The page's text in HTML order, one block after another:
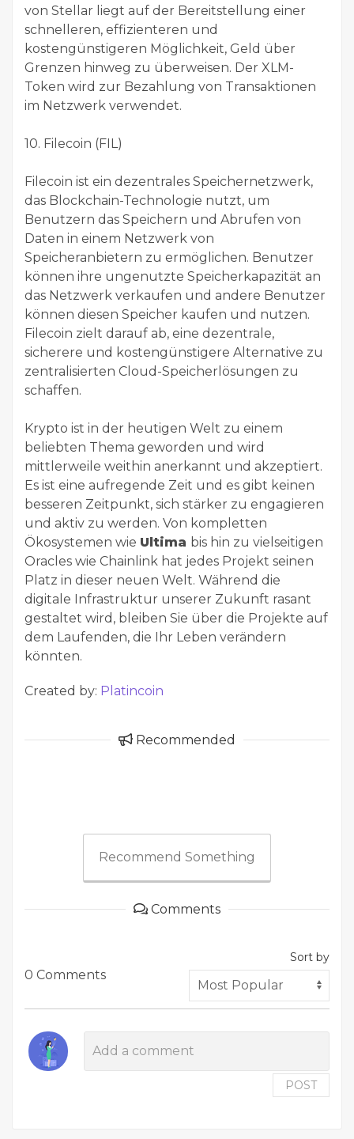
von Stellar liegt auf der Bereitstellung einer
schnelleren, effizienteren und
kostengünstigeren Möglichkeit, Geld über
Grenzen hinweg zu überweisen. Der XLM-
Token wird zur Bezahlung von Transaktionen
im Netzwerk verwendet.
10. Filecoin (FIL)
Filecoin ist ein dezentrales Speichernetzwerk,
das Blockchain-Technologie nutzt, um
Benutzern das Speichern und Abrufen von
Daten in einem Netzwerk von
Speicheranbietern zu ermöglichen. Benutzer
können ihre ungenutzte Speicherkapazität an
das Netzwerk verkaufen und andere Benutzer
können diesen Speicher kaufen und nutzen.
Filecoin zielt darauf ab, eine dezentrale,
sicherere und kostengünstigere Alternative zu
zentralisierten Cloud-Speicherlösungen zu
schaffen.
Krypto ist in der heutigen Welt zu einem
beliebten Thema geworden und wird
mittlerweile weithin anerkannt und akzeptiert.
Es ist eine aufregende Zeit und es gibt keinen
besseren Zeitpunkt, sich stärker zu engagieren
und aktiv zu werden. Von kompletten
Ökosystemen wie Ultima bis hin zu vielseitigen
Oracles wie Chainlink hat jedes Projekt seinen
Platz in dieser neuen Welt. Während die
digitale Infrastruktur unserer Zukunft rasant
gestaltet wird, bleiben Sie über die Projekte auf
dem Laufenden, die Ihr Leben verändern
könnten.
Created by: Platincoin
Recommended
Recommend Something
Comments
0 Comments
Sort by
POST